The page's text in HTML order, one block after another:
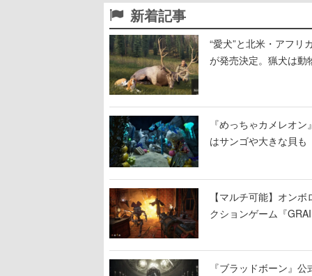
新着記事
“愛犬”と北米・アフ
が発売決定。猟犬は動
『めっちゃカメレオ
はサンゴや大きな貝も
【マルチ可能】オン
クションゲーム『
『ブラッドボーン』